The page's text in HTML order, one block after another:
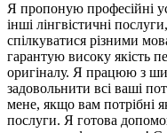
Я пропоную професійні
інші лінгвістичні
спілкуватися різними
гарантую високу якість
оригіналу. Я працюю з
задовольнити всі ваші
мене, якщо вам потрібні
послуги. Я готова